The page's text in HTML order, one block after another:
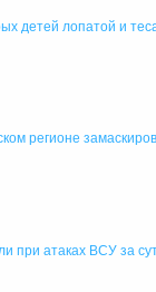
детей лопатой и
регионе
при атаках ВСУ за